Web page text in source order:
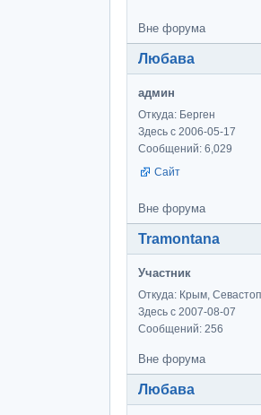
Вне форума
Любава
админ
Откуда: Берген
Здесь с 2006-05-17
Сообщений: 6,029
Сайт
Вне форума
Tramontana
Участник
Откуда: Крым,
Здесь с 2007-08-07
Сообщений: 256
Вне форума
Любава